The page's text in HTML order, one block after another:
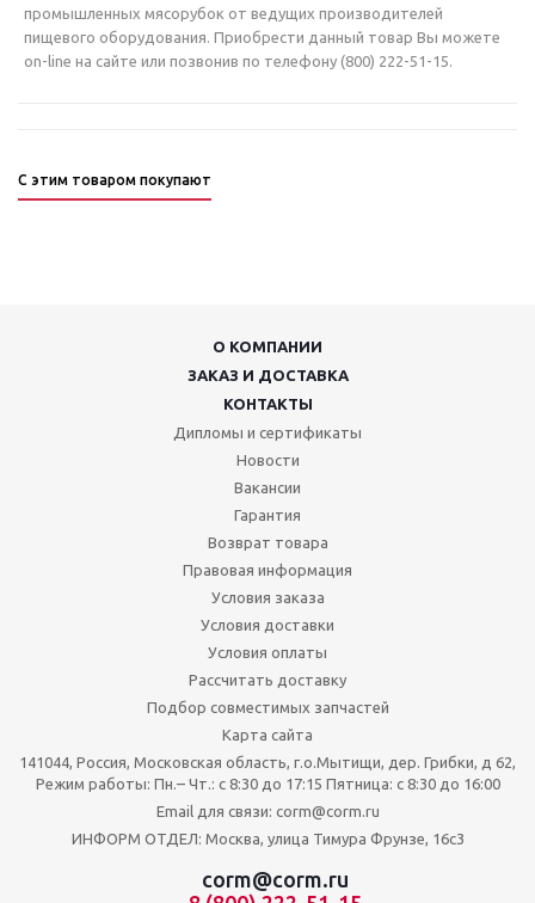
промышленных мясорубок от ведущих производителей
пищевого оборудования. Приобрести данный товар Вы можете
on-line на сайте или позвонив по телефону (800) 222-51-15.
С этим товаром покупают
О КОМПАНИИ
ЗАКАЗ И ДОСТАВКА
КОНТАКТЫ
Дипломы и сертификаты
Новости
Вакансии
Гарантия
Возврат товара
Правовая информация
Условия заказа
Условия доставки
Условия оплаты
Рассчитать доставку
Подбор совместимых запчастей
Карта сайта
141044, Россия, Московская область, г.о.Мытищи, дер. Грибки, д 62,
Режим работы: Пн.– Чт.: с 8:30 до 17:15 Пятница: c 8:30 до 16:00
Email для связи: corm@corm.ru
ИНФОРМ ОТДЕЛ: Москва, улица Тимура Фрунзе, 16с3
corm@corm.ru